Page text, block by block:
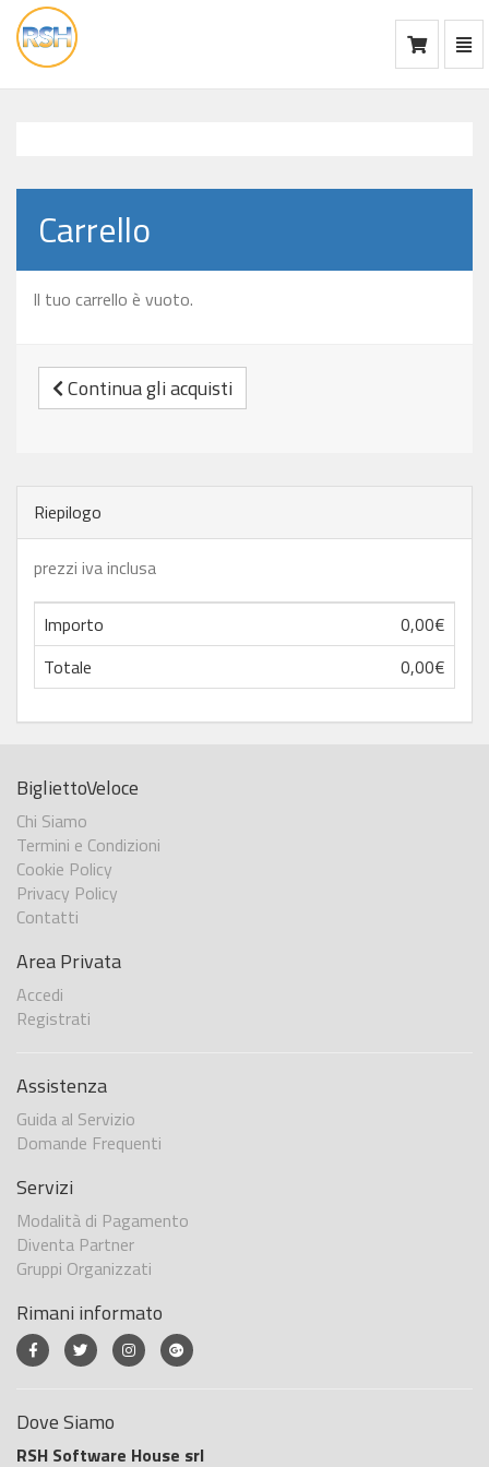
vai
alla
Carrello
Il tuo carrello è vuoto.
Continua gli acquisti
Riepilogo
prezzi iva inclusa
Importo
0,00€
Totale
0,00€
BigliettoVeloce
Chi Siamo
Termini e Condizioni
Cookie Policy
Privacy Policy
Contatti
Area Privata
Accedi
Registrati
Assistenza
Guida al Servizio
Domande Frequenti
Servizi
Modalità di Pagamento
Diventa Partner
Gruppi Organizzati
Rimani informato
Dove Siamo
RSH Software House srl